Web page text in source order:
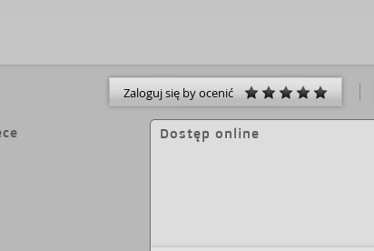
Czyżby przepowiednia sprzed lat miała się spełnić?
Zaloguj się by ocenić
Dostęp online